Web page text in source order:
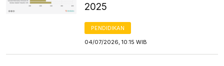
2025
PENDIDIKAN
04/07/2026, 10:15 WIB